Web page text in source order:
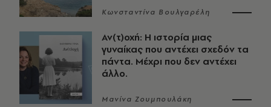
Κωνσταντίνα Βουλγαρέλη
Αν(τ)οχή: Η ιστορία μιας
γυναίκας που αντέχει σχεδόν τα
πάντα. Μέχρι που δεν αντέχει
άλλο.
Μανίνα Ζουμπουλάκη